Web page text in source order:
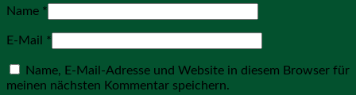
Name *
E-Mail *
Name, E-Mail-Adresse und Website in diesem Browser für
meinen nächsten Kommentar speichern.